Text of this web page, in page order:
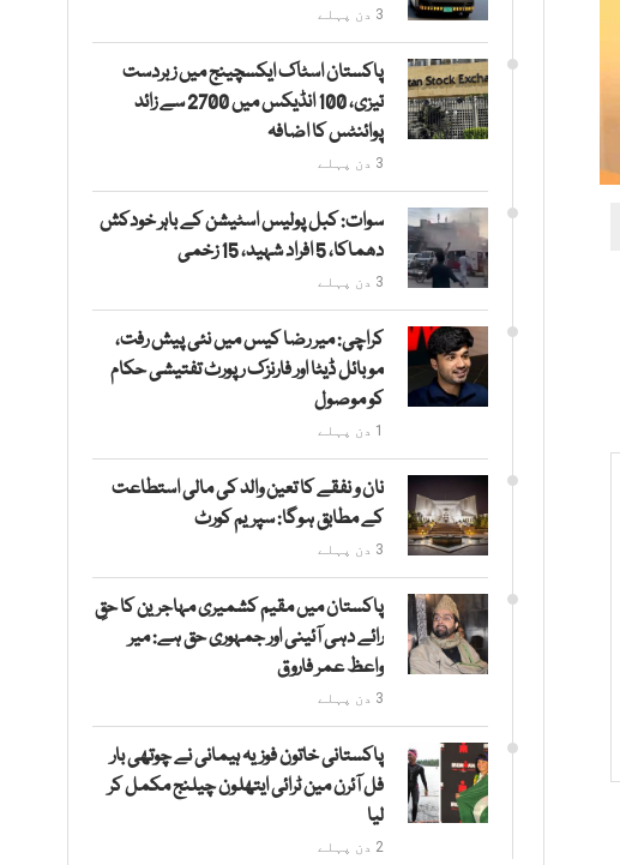
3 دن پہلے
پاکستان اسٹاک ایکسچینج میں زبردست
تیزی، 100 انڈیکس میں 2700 سے زائد
پوائنٹس کا اضافہ
3 دن پہلے
سوات: کبل پولیس اسٹیشن کے باہر خودکش
دھماکا، 5 افراد شہید، 15 زخمی
3 دن پہلے
کراچی: میر رضا کیس میں نئی پیش رفت،
موبائل ڈیٹا اور فارنزک رپورٹ تفتیشی حکام
کو موصول
1 دن پہلے
نان و نفقے کا تعین والد کی مالی استطاعت
کے مطابق ہوگا: سپریم کورٹ
3 دن پہلے
پاکستان میں مقیم کشمیری مہاجرین کا حقِ
رائے دہی آئینی اور جمہوری حق ہے: میر
واعظ عمر فاروق
3 دن پہلے
پاکستانی خاتون فوزیہ ہیمانی نے چوتھی بار
فل آئرن مین ٹرائی ایتھلون چیلنج مکمل کر
لیا
2 دن پہلے